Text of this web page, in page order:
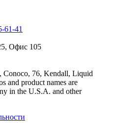
61-41
Офис 105
Conoco, 76, Kendall, Liquid
and product names are
in the U.S.A. and other